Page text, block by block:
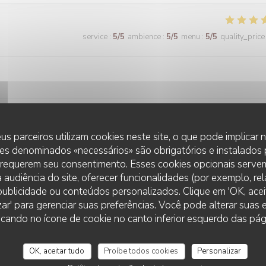
parceiros utilizam cookies neste site, o que pode implicar
denominados «necessários» são obrigatórios e
seu consentimento. Esses cookies opcionais
audiência do site, oferecer funcionalidades (por exemplo,
ou conteúdos personalizados. Clique em 'OK,
para gerenciar suas preferências. Você pode alterar suas
no ícone de cookie no canto inferior esquerdo das
OK, aceitar tudo Proíbe todos cookies
Personalizar
service : 5/5 ambience : 5/5 menu : 5/5 quality_price
service:5/5 ambience:5 /5 menu : 5/5 quality_price
service: 4/5 ambience :5 /5 menu: /5 quality_price
à la merveille